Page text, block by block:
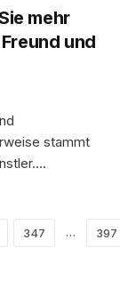
mehr
und
stammt
347 … 397